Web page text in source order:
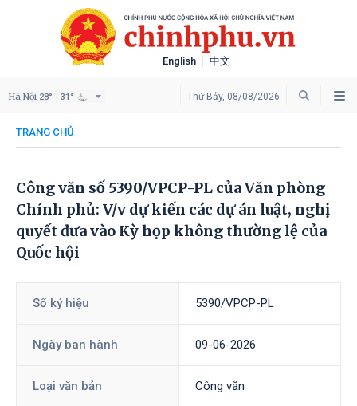
English 中文
Thứ Bảy, 08/08/2026
Hà Nội 28° - 31°
TRANG CHỦ
Công văn số 5390/VPCP-PL của Văn phòng
Chính phủ: V/v dự kiến các dự án luật, nghị
quyết đưa vào Kỳ họp không thường lệ của
Quốc hội
Số ký hiệu 5390/VPCP-PL
Ngày ban hành 09-06-2026
Loại văn bản Công văn